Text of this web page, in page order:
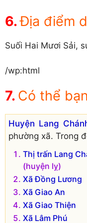
Địa điểm
Suối Hai Mươi Sải,
/wp:html
Có thể
Huyện Lang
phường xã. Trong
Thị trấn Lang
(huyện lỵ)
Xã Đồng Lương
Xã Giao An
Xã Giao Thiện
Xã Lâm Phú